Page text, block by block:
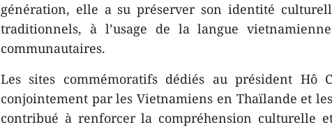
génération, elle a su préserver son identité
traditionnels, à l’usage de la langue
communautaires.
Les sites commémoratifs dédiés au président Hô
conjointement par les Vietnamiens en Thaïlande et
contribué à renforcer la compréhension culturelle